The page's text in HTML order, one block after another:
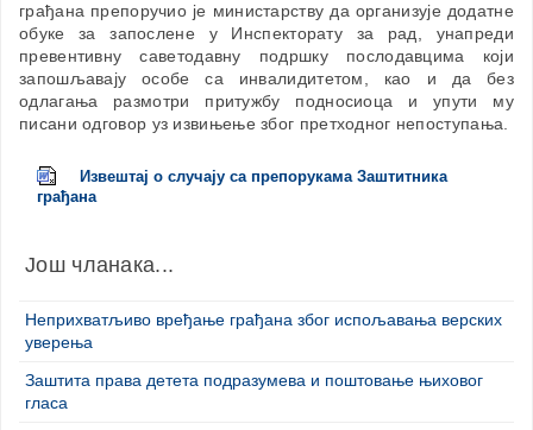
грађана препоручио је министарству да организује додатне
обуке за запослене у Инспекторату за рад, унапреди
превентивну саветодавну подршку послодавцима који
запошљавају особе са инвалидитетом, као и да без
одлагања размотри притужбу подносиоца и упути му
писани одговор уз извињење због претходног непоступања.
Извештај о случају са препорукама Заштитника
грађана
Још чланака...
Неприхватљиво вређање грађана због испољавања верских
уверења
Заштита права детета подразумева и поштовање њиховог
гласа